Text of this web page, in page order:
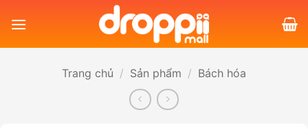
qua
Trang chủ / Sản phẩm / Bách hóa